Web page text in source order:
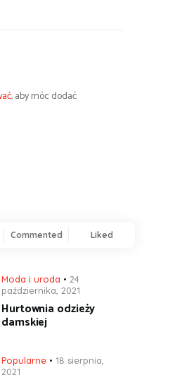
, aby móc dodać
Commented Liked
Moda i uroda
24
października, 2021
Hurtownia odzieży
damskiej
Popularne
18 sierpnia,
2021